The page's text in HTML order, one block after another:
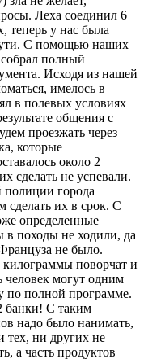
Леха соединил 6
теперь у нас была
С помощью наших
собрал полный
Исходя из нашей
имелось в
в полевых условиях
общения с
проезжать через
которые
около 2
сделать не успевали.
полиции города
сделать их в срок. С
определенные
походы не ходили, да
не было.
поворчат и
человек могут одним
по полной программе.
банки! С таким
надо было нанимать,
тех, ни других не
а часть продуктов